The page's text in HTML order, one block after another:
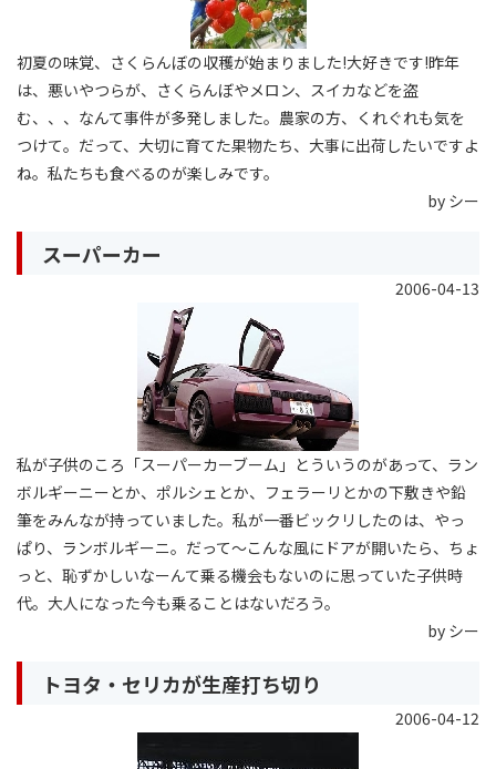
初夏の味覚、さくらんぼの収穫が始まりました!大好きです!昨年
は、悪いやつらが、さくらんぼやメロン、スイカなどを盗
む、、、なんて事件が多発しました。農家の方、くれぐれも気を
つけて。だって、大切に育てた果物たち、大事に出荷したいですよ
ね。私たちも食べるのが楽しみです。
by シー
スーパーカー
2006-04-13
私が子供のころ「スーパーカーブーム」とういうのがあって、ラン
ボルギーニーとか、ポルシェとか、フェラーリとかの下敷きや鉛
筆をみんなが持っていました。私が一番ビックリしたのは、やっ
ぱり、ランボルギーニ。だって〜こんな風にドアが開いたら、ちょ
っと、恥ずかしいなーんて乗る機会もないのに思っていた子供時
代。大人になった今も乗ることはないだろう。
by シー
トヨタ・セリカが生産打ち切り
2006-04-12